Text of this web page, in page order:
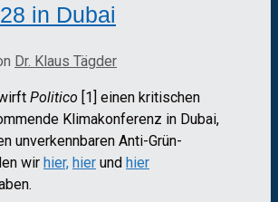
in Dubai
Dr. Klaus Tägder
Politico [1] einen kritischen
Klimakonferenz in Dubai,
unverkennbaren Anti-Grün-
wir hier, hier und hier